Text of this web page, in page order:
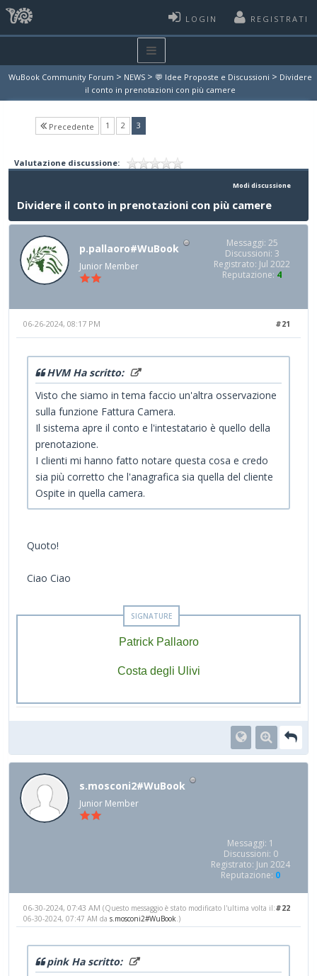
LOGIN REGISTRATI
WuBook Community Forum > NEWS > 💬 Idee Proposte e Discussioni > Dividere
il conto in prenotazioni con più camere
Precedente 1 2 3(current)
Valutazione discussione:
Modi discussione
Dividere il conto in prenotazioni con più camere
p.pallaoro#WuBook
Junior Member
Messaggi: 25
Discussioni: 3
Registrato: Jul 2022
Reputazione: 4
#21
06-26-2024, 08:17 PM
HVM Ha scritto:
Visto che siamo in tema faccio un'altra osservazione
sulla funzione Fattura Camera.
Il sistema apre il conto e l'intestatario è quello della
prenotazione.
I clienti mi hanno fatto notare questa cosa e credo
sia più corretto che l'anagrafica sia quella del cliente
Ospite in quella camera.
Quoto!
Ciao Ciao
Patrick Pallaoro
Costa degli Ulivi
s.mosconi2#WuBook
Junior Member
Messaggi: 1
Discussioni: 0
Registrato: Jun 2024
Reputazione: 0
#22
06-30-2024, 07:43 AM (Questo messaggio è stato modificato l'ultima volta il:
06-30-2024, 07:47 AM da s.mosconi2#WuBook.)
pink Ha scritto: